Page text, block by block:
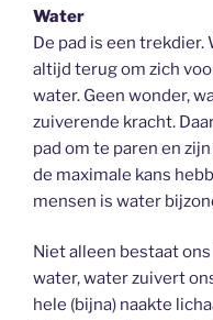
Water
De pad is een trekdier.
altijd terug om zich
water. Geen wonder,
zuiverende kracht.
pad om te paren en
de maximale kans
mensen is water
Niet alleen bestaat
water, water zuivert
hele (bijna) naakte